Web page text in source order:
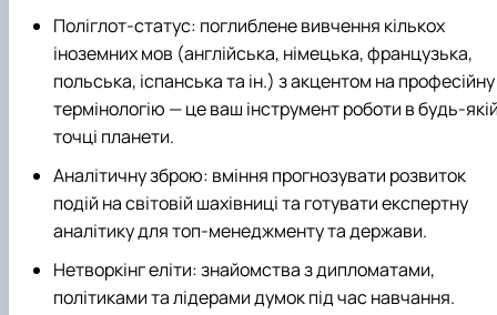
Поліглот-статус: поглиблене вивчення кількох
іноземних мов (англійська, німецька, французька,
польська, іспанська та ін.) з акцентом на професійну
термінологію — це ваш інструмент роботи в будь-
точці планети.
Аналітичну зброю: вміння прогнозувати розвиток
подій на світовій шахівниці та готувати експертну
аналітику для топ-менеджменту та держави.
Нетворкінг еліти: знайомства з дипломатами,
політиками та лідерами думок під час навчання.